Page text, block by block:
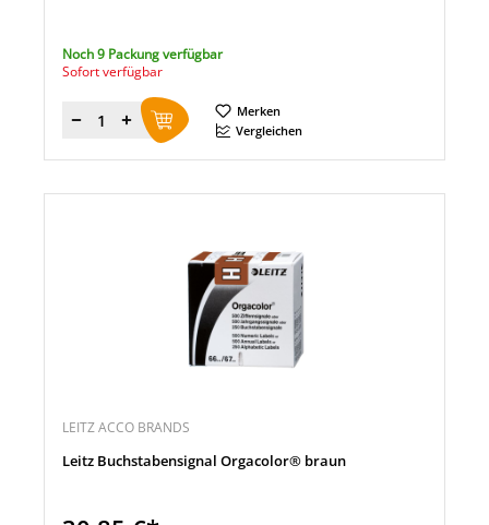
Noch 9 Packung verfügbar
Sofort verfügbar
Menge
Merken
Vergleichen
LEITZ ACCO BRANDS
Leitz Buchstabensignal Orgacolor® braun